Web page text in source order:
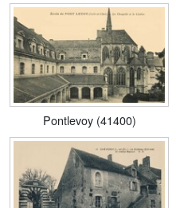
Pontlevoy (41400)